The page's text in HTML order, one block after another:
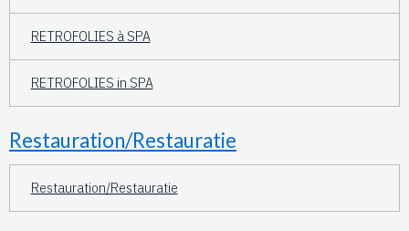
RETROFOLIES à SPA
RETROFOLIES in SPA
Restauration/Restauratie
Restauration/Restauratie